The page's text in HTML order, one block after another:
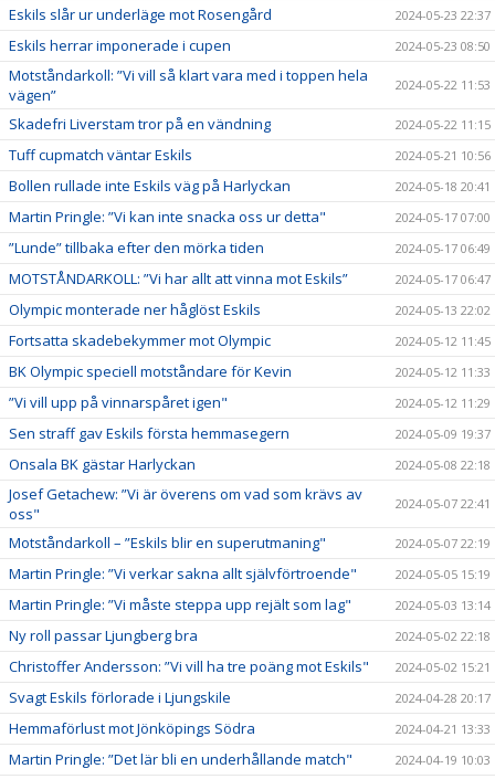
Eskils slår ur underläge mot Rosengård 2024-05-23 22:37
Eskils herrar imponerade i cupen 2024-05-23 08:50
Motståndarkoll: ”Vi vill så klart vara med i toppen hela
vägen”
2024-05-22 11:53
Skadefri Liverstam tror på en vändning 2024-05-22 11:15
Tuff cupmatch väntar Eskils 2024-05-21 10:56
Bollen rullade inte Eskils väg på Harlyckan 2024-05-18 20:41
Martin Pringle: ”Vi kan inte snacka oss ur detta" 2024-05-17 07:00
”Lunde” tillbaka efter den mörka tiden 2024-05-17 06:49
MOTSTÅNDARKOLL: ”Vi har allt att vinna mot Eskils” 2024-05-17 06:47
Olympic monterade ner håglöst Eskils 2024-05-13 22:02
Fortsatta skadebekymmer mot Olympic 2024-05-12 11:45
BK Olympic speciell motståndare för Kevin 2024-05-12 11:33
”Vi vill upp på vinnarspåret igen" 2024-05-12 11:29
Sen straff gav Eskils första hemmasegern 2024-05-09 19:37
Onsala BK gästar Harlyckan 2024-05-08 22:18
Josef Getachew: ”Vi är överens om vad som krävs av
oss"
2024-05-07 22:41
Motståndarkoll – ”Eskils blir en superutmaning" 2024-05-07 22:19
Martin Pringle: ”Vi verkar sakna allt självförtroende" 2024-05-05 15:19
Martin Pringle: ”Vi måste steppa upp rejält som lag" 2024-05-03 13:14
Ny roll passar Ljungberg bra 2024-05-02 22:18
Christoffer Andersson: ”Vi vill ha tre poäng mot Eskils" 2024-05-02 15:21
Svagt Eskils förlorade i Ljungskile 2024-04-28 20:17
Hemmaförlust mot Jönköpings Södra 2024-04-21 13:33
Martin Pringle: ”Det lär bli en underhållande match" 2024-04-19 10:03